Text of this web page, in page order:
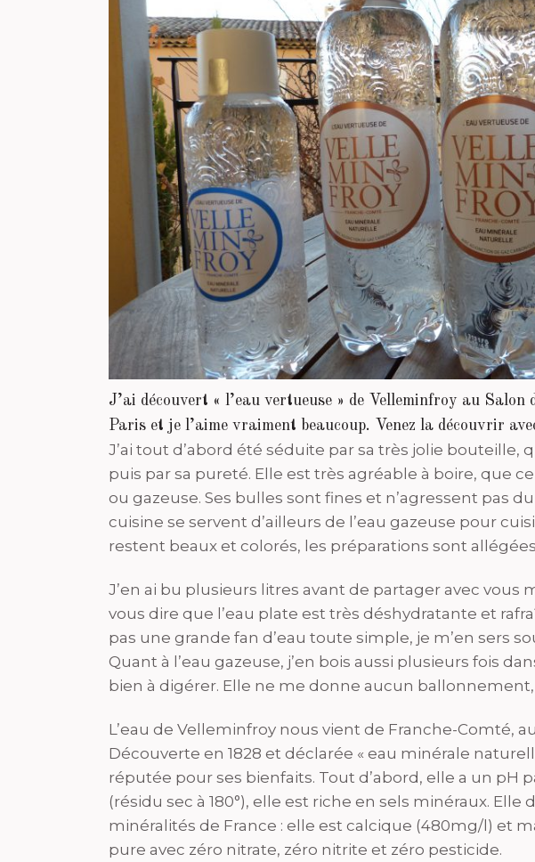
J’ai découvert « l’eau vertueuse » de Velleminfroy au
Paris et je l’aime vraiment beaucoup. Venez la découvrir
J’ai tout d’abord été séduite par sa très jolie bouteille,
puis par sa pureté. Elle est très agréable à boire, que
ou gazeuse. Ses bulles sont fines et n’agressent pas
cuisine se servent d’ailleurs de l’eau gazeuse pour
restent beaux et colorés, les préparations sont
J’en ai bu plusieurs litres avant de partager avec vous
vous dire que l’eau plate est très déshydratante et
pas une grande fan d’eau toute simple, je m’en sers
Quant à l’eau gazeuse, j’en bois aussi plusieurs fois
bien à digérer. Elle ne me donne aucun
L’eau de Velleminfroy nous vient de Franche-Comté,
Découverte en 1828 et déclarée « eau minérale
réputée pour ses bienfaits. Tout d’abord, elle a un pH
(résidu sec à 180°), elle est riche en sels minéraux.
minéralités de France : elle est calcique (480mg/l) et
pure avec zéro nitrate, zéro nitrite et zéro pesticide.